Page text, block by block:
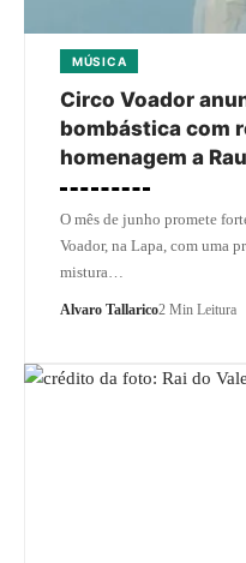
MÚSICA
Circo Voador
bombástica com
homenagem a
O mês de junho promete
Voador, na Lapa, com uma
mistura…
Alvaro Tallarico2 Min Leitura